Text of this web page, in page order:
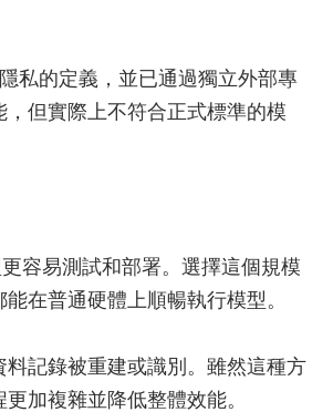
私的定義，並已通過獨立外部專
但實際上不符合正式標準的模
容易測試和部署。選擇這個規模
在普通硬體上順暢執行模型。
記錄被重建或識別。雖然這種方
加複雜並降低整體效能。